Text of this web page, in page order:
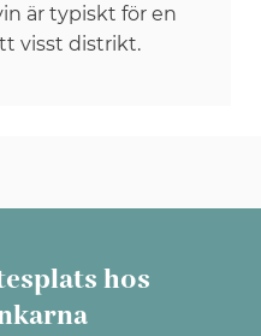
är typiskt för en
visst distrikt.
hos